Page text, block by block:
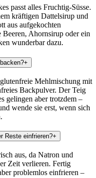
passt alles Fruchtig-Süsse.
kräftigen Dattelsirup und
aus aufgekochten
Ahornsirup oder ein
wunderbar dazu.
+
Mehlmischung mit
Backpulver. Der Teig
gelingen aber trotzdem –
wende sie erst, wenn sich
Reste einfrieren?+
aus, da Natron und
Zeit verlieren. Fertig
problemlos einfrieren –